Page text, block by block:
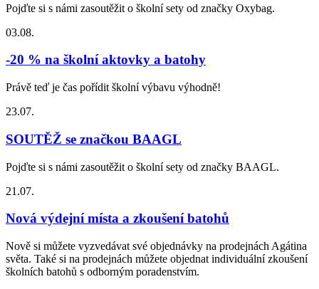
Pojďte si s námi zasoutěžit o školní sety od značky Oxybag.
03.08.
-20 % na školní aktovky a batohy
Právě teď je čas pořídit školní výbavu výhodně!
23.07.
SOUTĚŽ se značkou BAAGL
Pojďte si s námi zasoutěžit o školní sety od značky BAAGL.
21.07.
Nová výdejní místa a zkoušení batohů
Nově si můžete vyzvedávat své objednávky na prodejnách Agátina
světa. Také si na prodejnách můžete objednat individuální zkoušení
školních batohů s odborným poradenstvím.